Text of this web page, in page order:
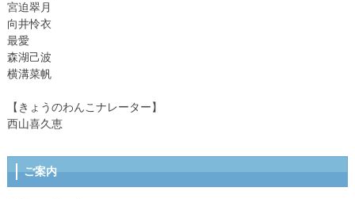
宮迫翠月
向井怜衣
最愛
森湖己波
横溝菜帆
【きょうのわんこナレーター】
西山喜久恵
ご案内